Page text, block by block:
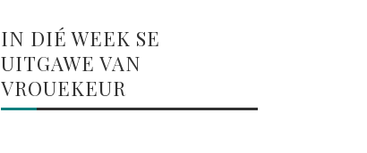
IN DIÉ WEEK SE
UITGAWE VAN
VROUEKEUR